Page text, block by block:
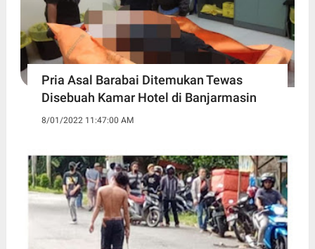
Pria Asal Barabai Ditemukan Tewas
Disebuah Kamar Hotel di Banjarmasin
8/01/2022 11:47:00 AM